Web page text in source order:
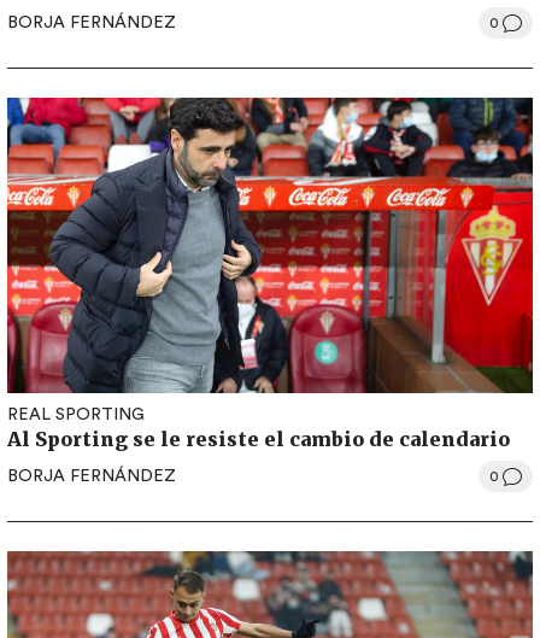
BORJA FERNÁNDEZ 0
REAL SPORTING
Al Sporting se le resiste el cambio de calendario
BORJA FERNÁNDEZ 0